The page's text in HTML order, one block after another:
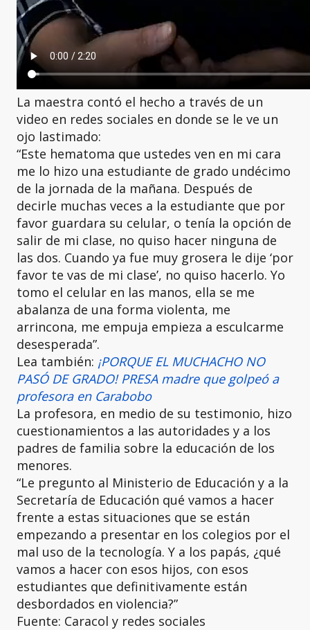
La maestra contó el hecho a través de un
video en redes sociales en donde se le ve un
ojo lastimado:
“Este hematoma que ustedes ven en mi cara
me lo hizo una estudiante de grado undécimo
de la jornada de la mañana. Después de
decirle muchas veces a la estudiante que por
favor guardara su celular, o tenía la opción de
salir de mi clase, no quiso hacer ninguna de
las dos. Cuando ya fue muy grosera le dije ‘por
favor te vas de mi clase’, no quiso hacerlo. Yo
tomo el celular en las manos, ella se me
abalanza de una forma violenta, me
arrincona, me empuja empieza a esculcarme
desesperada”.
Lea también: ¡PORQUE EL MUCHACHO NO
PASÓ DE GRADO! PRESA madre que golpeó a
profesora en Carabobo
La profesora, en medio de su testimonio, hizo
cuestionamientos a las autoridades y a los
padres de familia sobre la educación de los
menores.
“Le pregunto al Ministerio de Educación y a la
Secretaría de Educación qué vamos a hacer
frente a estas situaciones que se están
empezando a presentar en los colegios por el
mal uso de la tecnología. Y a los papás, ¿qué
vamos a hacer con esos hijos, con esos
estudiantes que definitivamente están
desbordados en violencia?”
Fuente: Caracol y redes sociales